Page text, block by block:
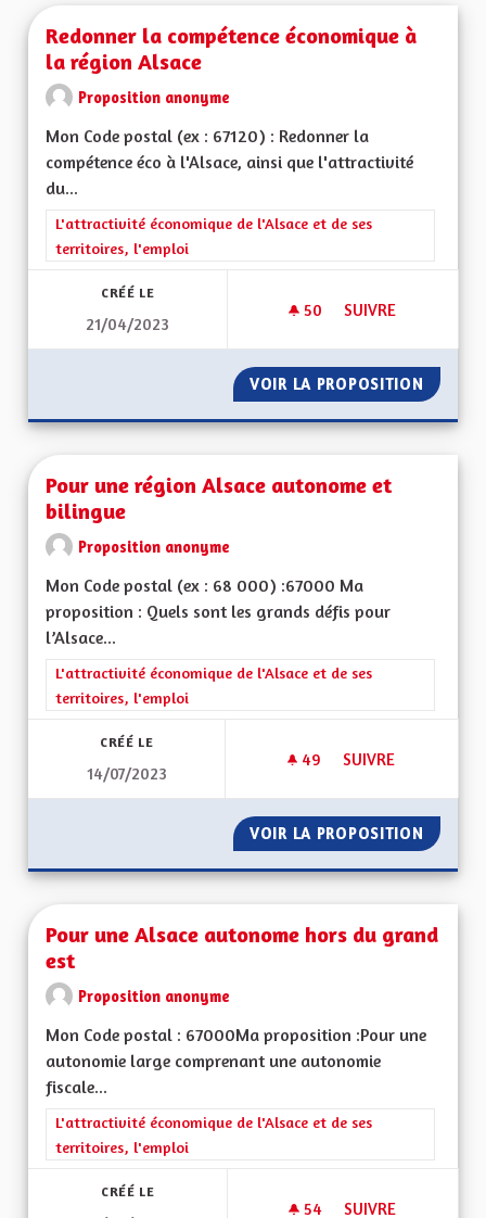
Redonner la compétence économique à
la région Alsace
Proposition anonyme
Mon Code postal (ex : 67120) : Redonner la
compétence éco à l'Alsace, ainsi que l'attractivité
du...
Filtrer les résultats de la catégorie : L'attractivité
L'attractivité économique de l'Alsace et de ses
territoires, l'emploi
CRÉÉ LE
21/04/2023
50 50 ABONNÉS
SUIVRE
VOIR LA PROPOSITION
Pour une région Alsace autonome et
bilingue
Proposition anonyme
Mon Code postal (ex : 68 000) :67000 Ma
proposition : Quels sont les grands défis pour
l’Alsace...
Filtrer les résultats de la catégorie : L'attractivité
L'attractivité économique de l'Alsace et de ses
territoires, l'emploi
CRÉÉ LE
14/07/2023
49 49 ABONNÉS
SUIVRE
VOIR LA PROPOSITION POUR
Pour une Alsace autonome hors du grand
est
Proposition anonyme
Mon Code postal : 67000Ma proposition :Pour une
autonomie large comprenant une autonomie
fiscale...
Filtrer les résultats de la catégorie : L'attractivité
L'attractivité économique de l'Alsace et de ses
territoires, l'emploi
CRÉÉ LE
54 54 ABONNÉS
SUIVRE